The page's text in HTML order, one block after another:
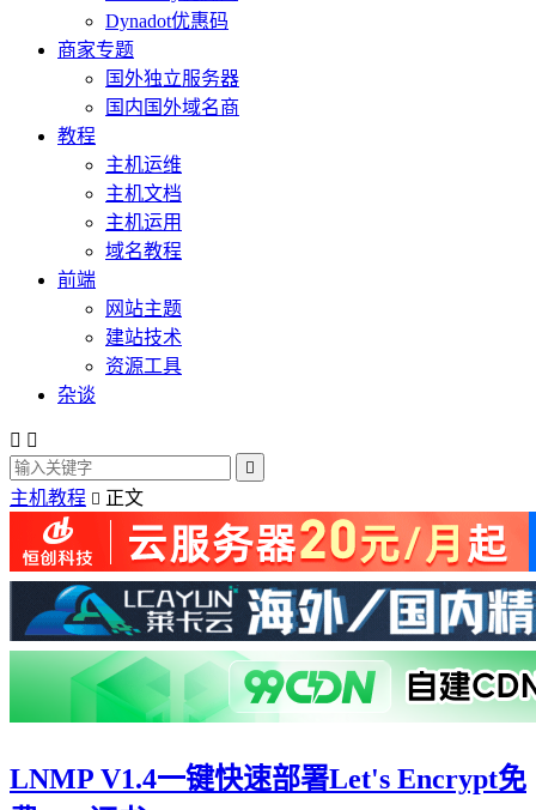
Dynadot优惠码
商家专题
国外独立服务器
国内国外域名商
教程
主机运维
主机文档
主机运用
域名教程
前端
网站主题
建站技术
资源工具
杂谈
 

主机教程  正文
LNMP V1.4一键快速部署Let's Encrypt免